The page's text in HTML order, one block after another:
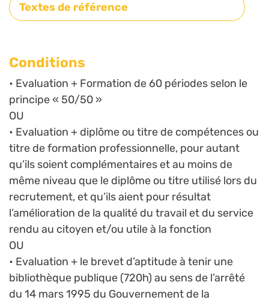
Textes de référence
Conditions
• Evaluation + Formation de 60 périodes selon le
principe « 50/50 »
OU
• Evaluation + diplôme ou titre de compétences ou
titre de formation professionnelle, pour autant
qu’ils soient complémentaires et au moins de
même niveau que le diplôme ou titre utilisé lors du
recrutement, et qu’ils aient pour résultat
l’amélioration de la qualité du travail et du service
rendu au citoyen et/ou utile à la fonction
OU
• Evaluation + le brevet d’aptitude à tenir une
bibliothèque publique (720h) au sens de l’arrêté
du 14 mars 1995 du Gouvernement de la